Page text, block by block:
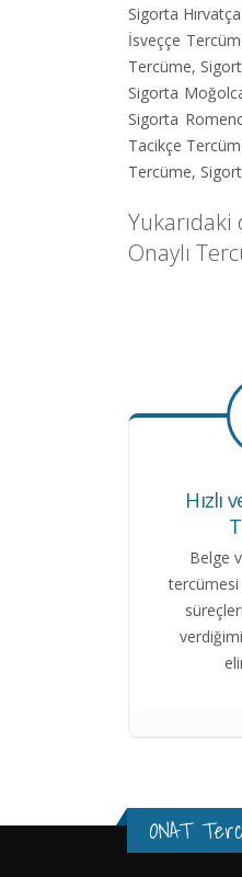
Sigorta
İsveççe
Tercüme,
Sigorta
Sigorta
Tacikçe
Tercüme,
Onaylı
Hızlı
Belge
tercümesi
ONAT